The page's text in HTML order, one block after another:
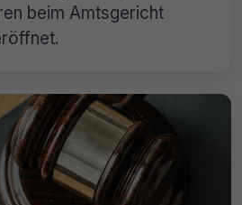
beim Amtsgericht